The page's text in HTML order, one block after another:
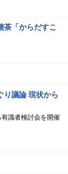
茶「からだすこ
り議論 現状から
識者検討会を開催